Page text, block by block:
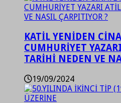
KATİL YENİDEN
CUMHURİYET
TARİHİ NEDEN VE
19/09/2024